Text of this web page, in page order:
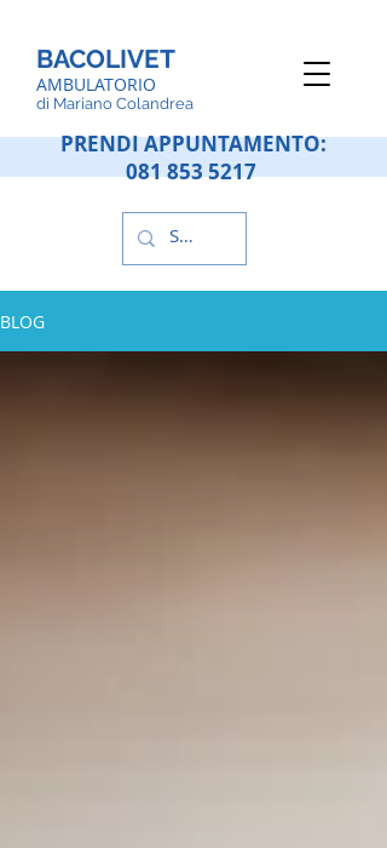
BACOLIVET
AMBULATORIO
di Mariano Colandrea
PRENDI APPUNTAMENTO:
081 853 5217
BLOG